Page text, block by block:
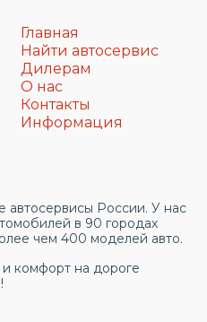
Главная
Найти автосервис
Дилерам
О нас
Контакты
Информация
России. У нас
в 90 городах
чем 400 моделей авто.
комфорт на дороге